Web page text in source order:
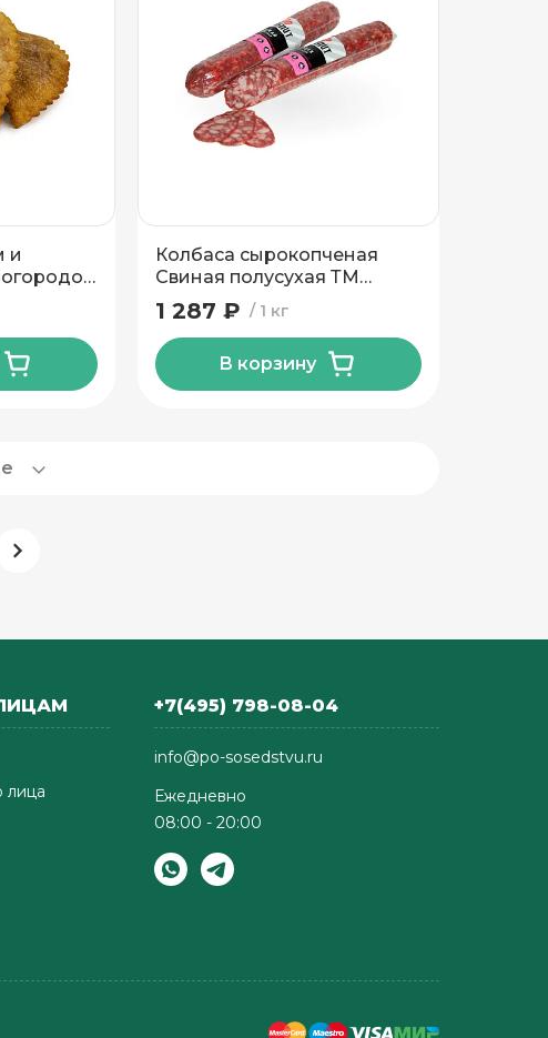
и
Колбаса сырокопченая
Свиная полусухая ТМ
Велмит
1 кг
1 287 ₽
В корзину
лица
+7(495) 798-08-04
info@po-sosedstvu.ru
Ежедневно
08:00 - 20:00